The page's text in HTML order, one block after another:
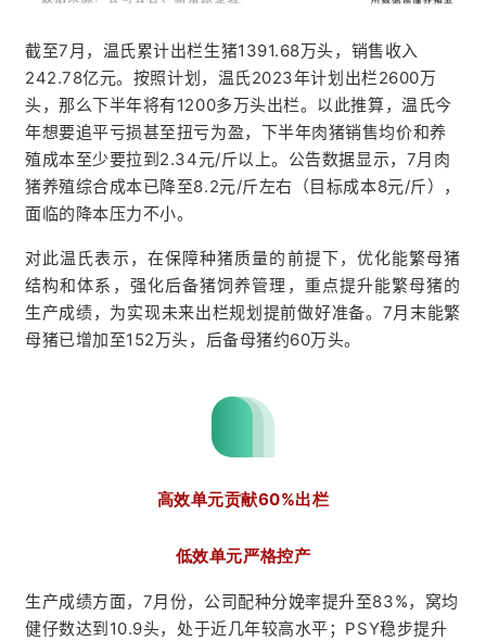
截至7月，温氏累计出栏生猪1391.68万头，销售收入
242.78亿元。按照计划，温氏2023年计划出栏2600万
头，那么下半年将有1200多万头出栏。以此推算，温氏今
年想要追平亏损甚至扭亏为盈，下半年肉猪销售均价和养
殖成本至少要拉到2.34元/斤以上。公告数据显示，7月肉
猪养殖综合成本已降至8.2元/斤左右（目标成本8元/斤），
面临的降本压力不小。
对此温氏表示，在保障种猪质量的前提下，优化能繁母猪
结构和体系，强化后备猪饲养管理，重点提升能繁母猪的
生产成绩，为实现未来出栏规划提前做好准备。7月末能繁
母猪已增加至152万头，后备母猪约60万头。
高效单元贡献60%出栏
低效单元严格控产
生产成绩方面，7月份，公司配种分娩率提升至83%，窝均
健仔数达到10.9头，处于近几年较高水平；PSY稳步提升